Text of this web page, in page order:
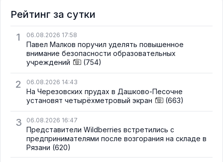
Рейтинг за сутки
1
06.08.2026 17:58
Павел Малков поручил уделять повышенное
внимание безопасности образовательных
учреждений
(754)
2 06.08.2026 14:43
На Черезовских прудах в Дашково-Песочне
установят четырёхметровый экран
(663)
3 06.08.2026 16:47
Представители Wildberries встретились с
предпринимателями после возгорания на складе в
Рязани (620)